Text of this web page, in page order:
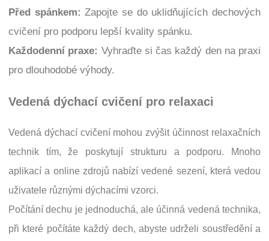
Před spánkem: Zapojte se do uklidňujících dechových
cvičení pro podporu lepší kvality spánku.
Každodenní praxe: Vyhraďte si čas každý den na praxi
pro dlouhodobé výhody.
Vedená dýchací cvičení pro relaxaci
Vedená dýchací cvičení mohou zvýšit účinnost relaxačních
technik tím, že poskytují strukturu a podporu. Mnoho
aplikací a online zdrojů nabízí vedené sezení, která vedou
uživatele různými dýchacími vzorci.
Počítání dechu je jednoduchá, ale účinná vedená technika,
při které počítáte každý dech, abyste udrželi soustředění a